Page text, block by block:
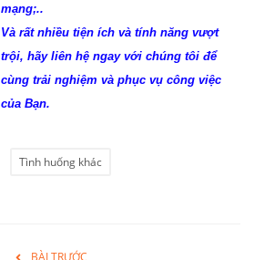
mạng;..
Và rất nhiều tiện ích và tính năng vượt
trội, hãy liên hệ ngay với chúng tôi để
cùng trải nghiệm và phục vụ công việc
của Bạn.
Tình huống khác
BÀI TRƯỚC